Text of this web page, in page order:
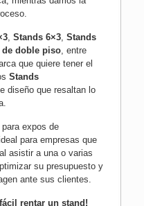
, Stands 6×3, Stands
de doble piso, entre
que quiere tener el
Stands
diseño que resaltan lo
para expos de
para empresas que
asistir a una o varias
su presupuesto y
ante sus clientes.
rentar un stand!